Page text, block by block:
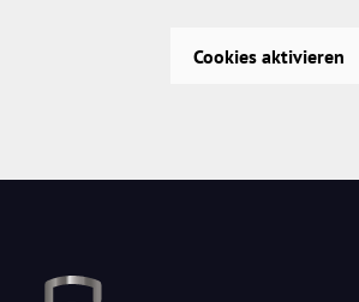
Cookies aktivieren